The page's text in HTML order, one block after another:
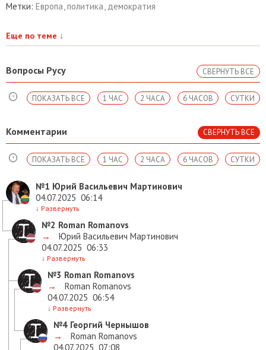
Метки: Европа,политика, демократия
Еще по теме ↓
Вопросы Русу СВЕРНУТЬ ВСЕ
СУТКИ
6 ЧАСОВ
2 ЧАСА
1 ЧАС
ПОКАЗАТЬ ВСЕ
Комментарии СВЕРНУТЬ ВСЕ
СУТКИ
6 ЧАСОВ
2 ЧАСА
1 ЧАС
ПОКАЗАТЬ ВСЕ
№1 Юрий Васильевич Мартинович
04.07.2025 06:14
↓ Развернуть
№2 Roman Romanovs
→
Юрий Васильевич Мартинович
04.07.2025 06:33
↓ Развернуть
№3 Roman Romanovs
→
Roman Romanovs
04.07.2025 06:54
↓ Развернуть
№4 Георгий Чернышов
→
Roman Romanovs
04.07.2025 07:08